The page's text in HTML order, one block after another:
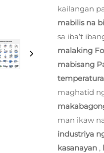
kailangan
mabilis na
sa iba’t
malaking
mabisang
temperatura
maghatid
man ikaw
industriya
kasanayan ,